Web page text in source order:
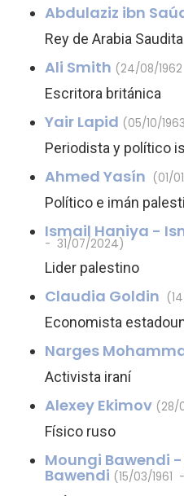
Abdulaziz ibn
Rey de Arabia Saudita
Ali Smith (24/08/
Escritora británica
Yair Lapid (05/10/
Periodista y político
Ahmed Yasín (01/
Político e imán
Ismail Haniya -
- 31/07/2024)
Lider palestino
Claudia Goldin
Economista
Narges
Activista iraní
Alexey Ekimov (28/
Físico ruso
Moungi Bawendi
Bawendi (15/03/1961